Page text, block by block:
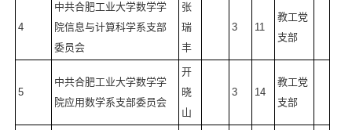
4
中共合肥工业大学数学学
院信息与计算科学系支部
委员会
张
瑞
丰
3 11
教工党
支部
5
中共合肥工业大学数学学
院应用数学系支部委员会
开
晓
山
3 14
教工党
支部